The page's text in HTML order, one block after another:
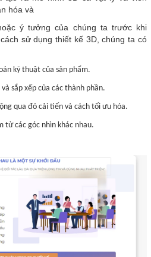
hóa và
ý tưởng của chúng ta trước khi
sử dụng thiết kế 3D, chúng ta có
kỹ thuật của sản phẩm.
sắp xếp của các thành phần.
qua đó cải tiến và cách tối ưu hóa.
từ các góc nhìn khác nhau.